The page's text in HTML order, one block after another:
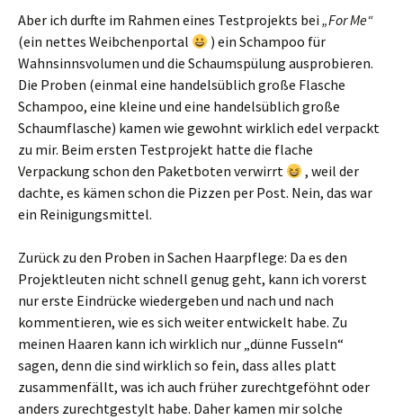
Aber ich durfte im Rahmen eines Testprojekts bei „For Me“
(ein nettes Weibchenportal
) ein Schampoo für
Wahnsinnsvolumen und die Schaumspülung ausprobieren.
Die Proben (einmal eine handelsüblich große Flasche
Schampoo, eine kleine und eine handelsüblich große
Schaumflasche) kamen wie gewohnt wirklich edel verpackt
zu mir. Beim ersten Testprojekt hatte die flache
Verpackung schon den Paketboten verwirrt
, weil der
dachte, es kämen schon die Pizzen per Post. Nein, das war
ein Reinigungsmittel.
Zurück zu den Proben in Sachen Haarpflege: Da es den
Projektleuten nicht schnell genug geht, kann ich vorerst
nur erste Eindrücke wiedergeben und nach und nach
kommentieren, wie es sich weiter entwickelt habe. Zu
meinen Haaren kann ich wirklich nur „dünne Fusseln“
sagen, denn die sind wirklich so fein, dass alles platt
zusammenfällt, was ich auch früher zurechtgeföhnt oder
anders zurechtgestylt habe. Daher kamen mir solche